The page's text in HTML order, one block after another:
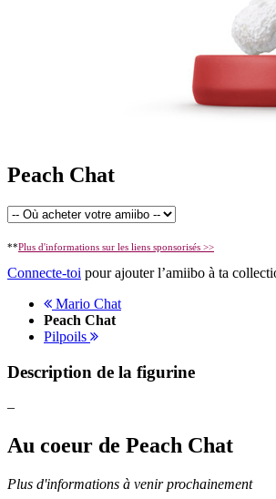
Peach Chat
**Plus d'informations sur les liens sponsorisés >>
Connecte-toi pour ajouter l’amiibo à ta
Mario Chat
Peach Chat
Pilpoils
Description de la figurine
–
Au coeur de Peach Chat
Plus d'informations à venir prochainement